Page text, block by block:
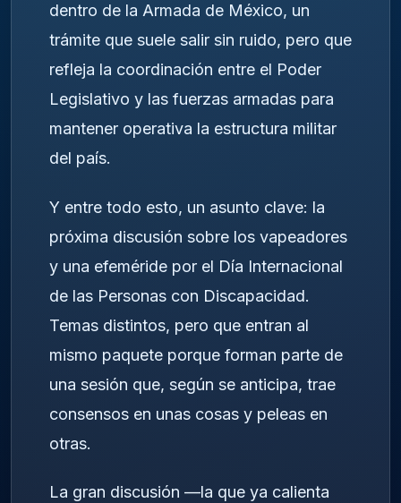
dentro de la Armada de México, un
trámite que suele salir sin ruido, pero que
refleja la coordinación entre el Poder
Legislativo y las fuerzas armadas para
mantener operativa la estructura militar
del país.
Y entre todo esto, un asunto clave: la
próxima discusión sobre los vapeadores
y una efeméride por el Día Internacional
de las Personas con Discapacidad.
Temas distintos, pero que entran al
mismo paquete porque forman parte de
una sesión que, según se anticipa, trae
consensos en unas cosas y peleas en
otras.
La gran discusión —la que ya calienta